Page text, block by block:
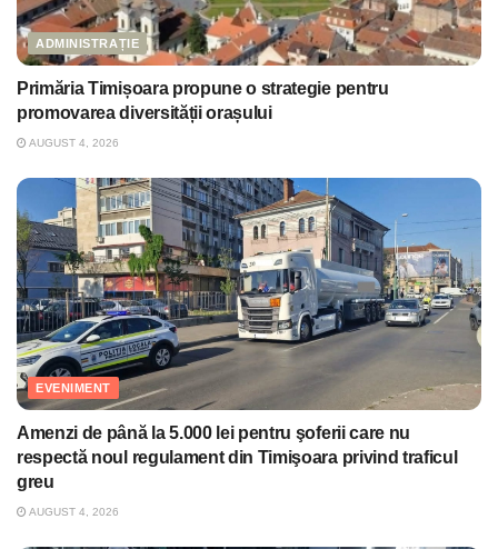
ADMINISTRAȚIE
Primăria Timișoara propune o strategie pentru
promovarea diversității orașului
AUGUST 4, 2026
EVENIMENT
Amenzi de până la 5.000 lei pentru şoferii care nu
respectă noul regulament din Timişoara privind traficul
greu
AUGUST 4, 2026